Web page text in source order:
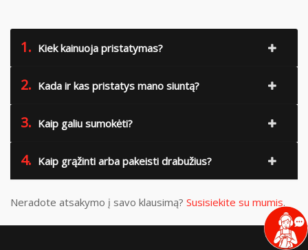
1. Kiek kainuoja pristatymas?
2. Kada ir kas pristatys mano siuntą?
3. Kaip galiu sumokėti?
4. Kaip grąžinti arba pakeisti drabužius?
Neradote atsakymo į savo klausimą? Susisiekite su mumis.